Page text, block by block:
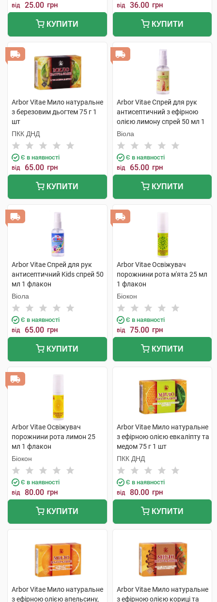
від 25.00 грн
КУПИТИ
від 36.00 грн
КУПИТИ
Arbor Vitae Мило натуральне
з березовим дьогтем 75 г 1
шт
ПКК ДНД
Є в наявності
від 65.00 грн
КУПИТИ
Arbor Vitae Спрей для рук
антисептичний з ефірною
олією лимону спрей 50 мл 1
флакон
Віола
Є в наявності
від 65.00 грн
КУПИТИ
Arbor Vitae Спрей для рук
антисептичний Kids спрей 50
мл 1 флакон
Віола
Є в наявності
від 65.00 грн
КУПИТИ
Arbor Vitae Освіжувач
порожнини рота м'ята 25 мл
1 флакон
Біокон
Є в наявності
від 75.00 грн
КУПИТИ
Arbor Vitae Освіжувач
порожнини рота лимон 25
мл 1 флакон
Біокон
Є в наявності
від 80.00 грн
КУПИТИ
Arbor Vitae Мило натуральне
з ефірною олією евкаліпту та
медом 75 г 1 шт
ПКК ДНД
Є в наявності
від 80.00 грн
КУПИТИ
Arbor Vitae Мило натуральне
з ефірною олією апельсину,
Arbor Vitae Мило натуральне
з ефірною олією кориці та